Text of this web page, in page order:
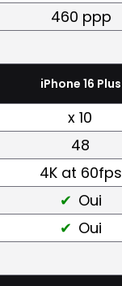
460 ppp
iPhone 16 Plus
x 10
48
4K at 60fps
Oui
Oui